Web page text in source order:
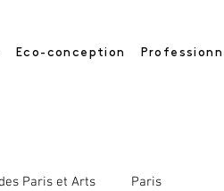
Eco-conception
Paris et Arts Paris